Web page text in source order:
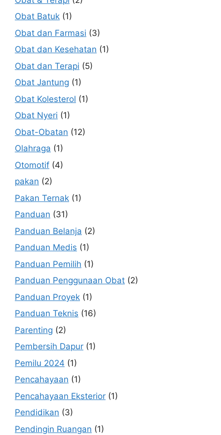
Obat Batuk (1)
Obat dan Farmasi (3)
Obat dan Kesehatan (1)
Obat dan Terapi (5)
Obat Jantung (1)
Obat Kolesterol (1)
Obat Nyeri (1)
Obat-Obatan (12)
Olahraga (1)
Otomotif (4)
pakan (2)
Pakan Ternak (1)
Panduan (31)
Panduan Belanja (2)
Panduan Medis (1)
Panduan Pemilih (1)
Panduan Penggunaan Obat (2)
Panduan Proyek (1)
Panduan Teknis (16)
Parenting (2)
Pembersih Dapur (1)
Pemilu 2024 (1)
Pencahayaan (1)
Pencahayaan Eksterior (1)
Pendidikan (3)
Pendingin Ruangan (1)